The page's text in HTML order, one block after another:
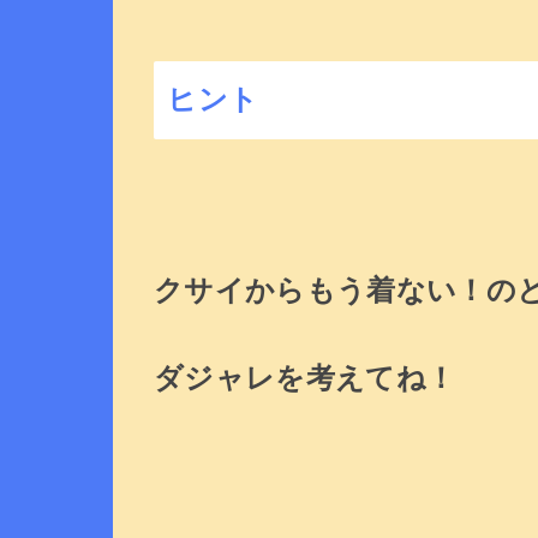
ヒント
クサイからもう着ない！の
ダジャレを考えてね！